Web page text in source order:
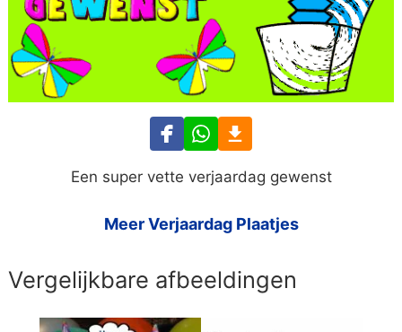
Een super vette verjaardag gewenst
Meer Verjaardag Plaatjes
Vergelijkbare afbeeldingen